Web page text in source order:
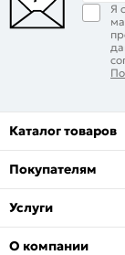
Я
Каталог товаров
Покупателям
Услуги
О компании